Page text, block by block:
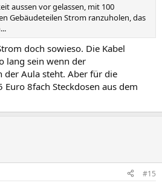
aussen vor gelassen, mit 100
Gebäudeteilen Strom ranzuholen, das
doch sowieso. Die Kabel
lang sein wenn der
der Aula steht. Aber für die
8fach Steckdosen aus dem
#15